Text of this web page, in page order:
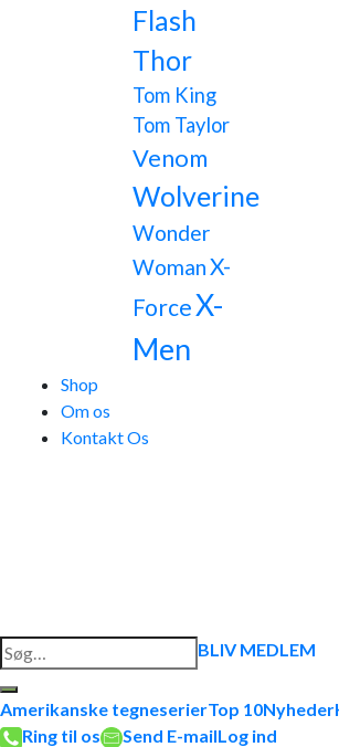
Flash
Thor
Tom King
Tom Taylor
Venom
Wolverine
Wonder
WomanX-
ForceX-
Men
Shop
Om os
Kontakt Os
Søg
efter:
BLIV MEDLEM
Amerikanske tegneserierTop 10Nyheder
Ring til os
Send E-mailLog ind